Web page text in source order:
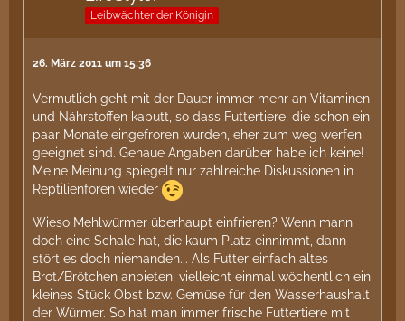
Leibwächter der Königin
26. März 2011 um 15:36
Vermutlich geht mit der Dauer immer mehr an Vitaminen
und Nährstoffen kaputt, so dass Futtertiere, die schon ein
paar Monate eingefroren wurden, eher zum weg werfen
geeignet sind. Genaue Angaben darüber habe ich keine!
Meine Meinung spiegelt nur zahlreiche Diskussionen in
Reptilienforen wieder
Wieso Mehlwürmer überhaupt einfrieren? Wenn mann
doch eine Schale hat, die kaum Platz einnimmt, dann
stört es doch niemanden... Als Futter einfach altes
Brot/Brötchen anbieten, vielleicht einmal wöchentlich ein
kleines Stück Obst bzw. Gemüse für den Wasserhaushalt
der Würmer. So hat man immer frische Futtertiere mit